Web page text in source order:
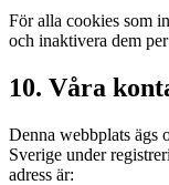
För alla cookies som
och inaktivera dem
10. Våra
Denna webbplats ägs
Sverige under
adress är: